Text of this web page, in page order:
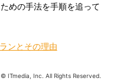
めの手法を手順を追って
ンとその理由
ITmedia, Inc. All Rights Reserved.